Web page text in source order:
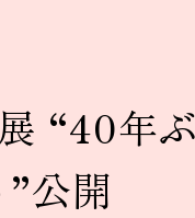
“40年
公開